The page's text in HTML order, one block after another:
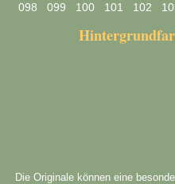
098
099 100 101 102
Die Originale können eine